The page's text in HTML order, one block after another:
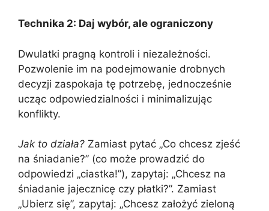
Technika 2: Daj wybór, ale ograniczony
Dwulatki pragną kontroli i niezależności.
Pozwolenie im na podejmowanie drobnych
decyzji zaspokaja tę potrzebę, jednocześnie
ucząc odpowiedzialności i minimalizując
konflikty.
Jak to działa? Zamiast pytać „Co chcesz zjeść
na śniadanie?” (co może prowadzić do
odpowiedzi „ciastka!”), zapytaj: „Chcesz na
śniadanie jajecznicę czy płatki?”. Zamiast
„Ubierz się”, zapytaj: „Chcesz założyć zieloną